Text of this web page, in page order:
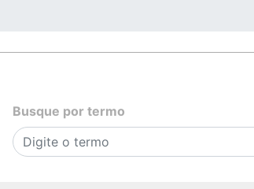
Busque por termo